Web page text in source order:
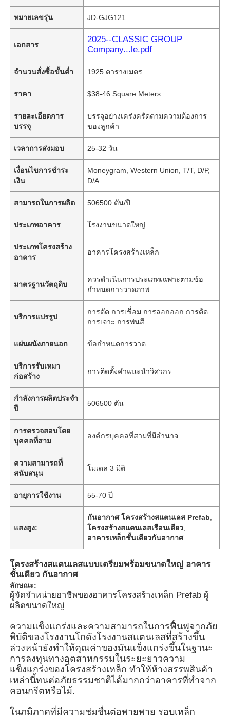
บ้าน
ผลิตภัณฑ์
วิดีโอ
หมายเลขรุ่น JD-GJG121
เอกสาร
2025--CLASSIC GROUP
Company...le.pdf
จำนวนสั่งซื้อขั้นต่ำ 1925 ตารางเมตร
ราคา $38-46 Square Meters
รายละเอียดการ
บรรจุ
บรรจุอย่างเคร่งครัดตามความต้องการ
ของลูกค้า
เวลาการส่งมอบ 25-32 วัน
เงื่อนไขการชำระ
เงิน
Moneygram, Western Union, T/T, D/P,
D/A
สามารถในการผลิต 506500 ตัน/ปี
ประเภทอาคาร โรงงานขนาดใหญ่
ประเภทโครงสร้าง
อาคาร
อาคารโครงสร้างเหล็ก
มาตรฐานวัตถุดิบ
ควรดำเนินการประเภทเฉพาะตามข้อ
กำหนดการวาดภาพ
บริการแปรรูป
การดัด การเชื่อม การลอกออก การตัด
การเจาะ การพ่นสี
แผ่นผนังภายนอก ข้อกำหนดการวาด
บริการรับเหมา
ก่อสร้าง
การติดตั้งคำแนะนำวิศวกร
กำลังการผลิตประจำ
ปี
506500 ตัน
การตรวจสอบโดย
บุคคลที่สาม
องค์กรบุคคลที่สามที่มีอำนาจ
ความสามารถที่
สนับสนุน
โมเดล 3 มิติ
อายุการใช้งาน 55-70 ปี
แสงสูง:
กันอากาศ โครงสร้างสแตนเลส Prefab
โครงสร้างสแตนเลสเรือนเดียว
อาคารเหล็กชั้นเดียวกันอากาศ
โครงสร้างสแตนเลสแบบเตรียมพร้อมขนาดใหญ่ อาคาร
ชั้นเดียว กันอากาศ
ลักษณะ:
ผู้จัดจําหน่ายอาชีพของอาคารโครงสร้างเหล็ก Prefab ผู้
ผลิตขนาดใหญ่
ความแข็งแกร่งและความสามารถในการฟื้นฟูจากภัย
พิบัติของโรงงานโกดังโรงงานสแตนเลสที่สร้างขึ้น
ล่วงหน้ายังทําให้คุณค่าของมันแข็งแกร่งขึ้นในฐานะ
การลงทุนทางอุตสาหกรรมในระยะยาวความ
แข็งแกร่งของโครงสร้างเหล็ก ทําให้ห้างสรรพสินค้า
เหล่านี้ทนต่อภัยธรรมชาติได้มากกว่าอาคารที่ทําจาก
คอนกรีตหรือไม้.
ในภูมิภาคที่มีความชุ่มชื่นต่อพายุพายุ รอบเหล็ก